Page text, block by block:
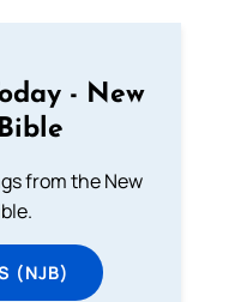
- New
from the New
(NJB)